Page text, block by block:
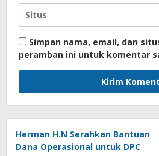
Simpan nama, email, dan
peramban ini untuk komentar
Herman H.N Serahkan Bantuan
Dana Operasional untuk DPC